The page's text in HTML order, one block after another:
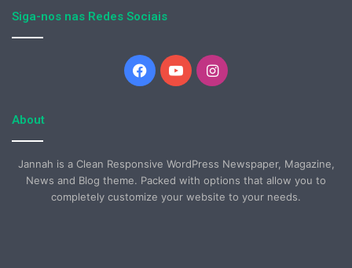
Siga-nos nas Redes Sociais
Facebook
YouTubeInstagram
About
Jannah is a Clean Responsive WordPress Newspaper, Magazine,
News and Blog theme. Packed with options that allow you to
completely customize your website to your needs.